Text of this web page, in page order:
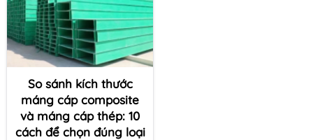
So sánh kích thước
máng cáp composite
và máng cáp thép: 10
cách để chọn đúng loại